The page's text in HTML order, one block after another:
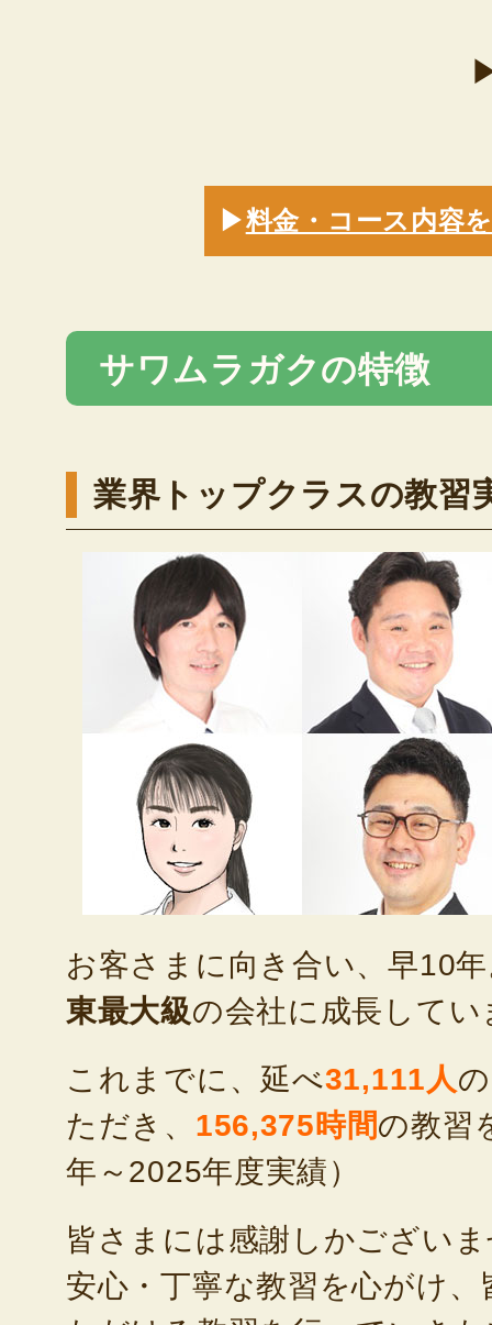
▶料金・コース内容
サワムラガクの特徴
業界トップクラスの教習
お客さまに向き合い、早10
東最大級の会社に成長してい
これまでに、延べ31,111人
ただき、 156,375時間の教習
年～2025年度実績）
皆さまには感謝しかござい
安心・丁寧な教習を心がけ